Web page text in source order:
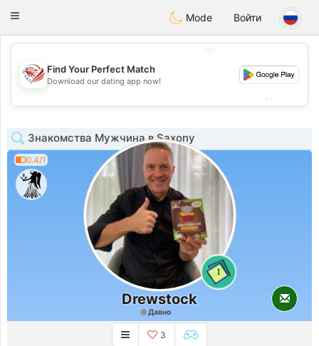
Dating
Toggle
Mode Войти
💖
💕
Find Your Perfect Match
Download our dating app now!
Знакомства Мужчина в Saxony
0.4/1
1
Drewstock
Давно
3